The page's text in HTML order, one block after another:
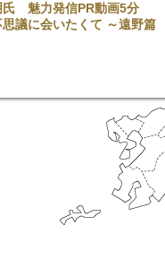
魅力発信PR動画5分
思議に会いたくて ～遠野篇